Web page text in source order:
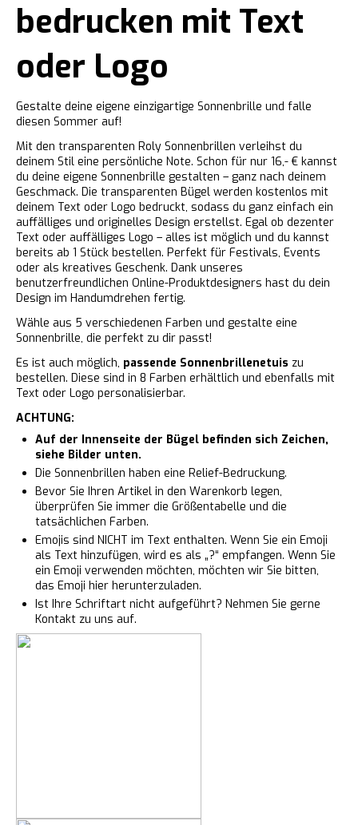
bedrucken mit Text
oder Logo
Gestalte deine eigene einzigartige Sonnenbrille und falle
diesen Sommer auf!
Mit den transparenten Roly Sonnenbrillen verleihst du
deinem Stil eine persönliche Note. Schon für nur 16,- € kannst
du deine eigene Sonnenbrille gestalten – ganz nach deinem
Geschmack. Die transparenten Bügel werden kostenlos mit
deinem Text oder Logo bedruckt, sodass du ganz einfach ein
auffälliges und originelles Design erstellst. Egal ob dezenter
Text oder auffälliges Logo – alles ist möglich und du kannst
bereits ab 1 Stück bestellen. Perfekt für Festivals, Events
oder als kreatives Geschenk. Dank unseres
benutzerfreundlichen Online-Produktdesigners hast du dein
Design im Handumdrehen fertig.
Wähle aus 5 verschiedenen Farben und gestalte eine
Sonnenbrille, die perfekt zu dir passt!
Es ist auch möglich, passende Sonnenbrillenetuis zu
bestellen. Diese sind in 8 Farben erhältlich und ebenfalls mit
Text oder Logo personalisierbar.
ACHTUNG:
Auf der Innenseite der Bügel befinden sich Zeichen,
siehe Bilder unten.
Die Sonnenbrillen haben eine Relief-Bedruckung.
Bevor Sie Ihren Artikel in den Warenkorb legen,
überprüfen Sie immer die Größentabelle und die
tatsächlichen Farben.
Emojis sind NICHT im Text enthalten. Wenn Sie ein Emoji
als Text hinzufügen, wird es als „?“ empfangen. Wenn Sie
ein Emoji verwenden möchten, möchten wir Sie bitten,
das Emoji hier herunterzuladen.
Ist Ihre Schriftart nicht aufgeführt? Nehmen Sie gerne
Kontakt zu uns auf.